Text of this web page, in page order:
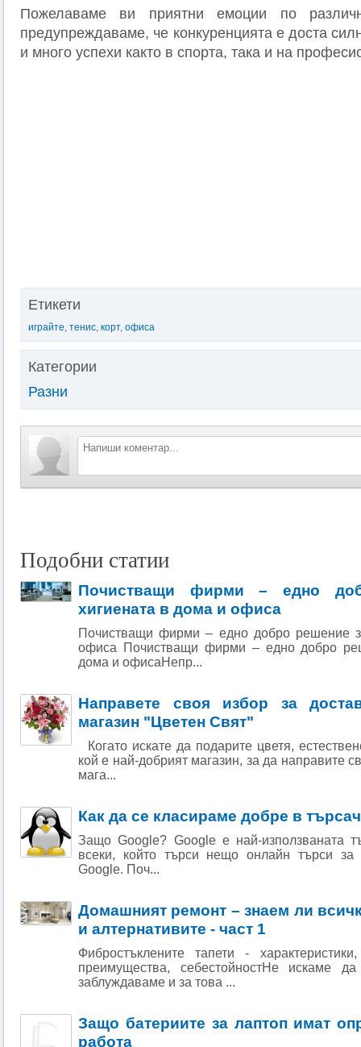
Пожелаваме ви приятни емоции по
предупреждаваме, че конкуренцията е доста
и много успехи както в спорта, така и на
Етикети
играйте, тенис, корт, офиса
Категории
Разни
Подобни статии
Почистващи фирми – едно
хигиената в дома и офиса
Почистващи фирми – едно добро решение
офиса Почистващи фирми – едно добро
дома и офисаНепр...
Направете своя избор за
магазин "Цветен Свят"
Когато искате да подарите цветя,
кой е най-добрият магазин, за да направите
мага...
Как да се класираме добре в
Защо Google? Google е най-използваната
всеки, който търси нещо онлайн търси за
Google. Поч...
Домашният ремонт – знаем ли
и алтернативите - част 1
Фибростъклените тапети -
преимущества, себестойностНе искаме
заблуждаваме и за това ...
Защо батериите за лаптоп имат
работа